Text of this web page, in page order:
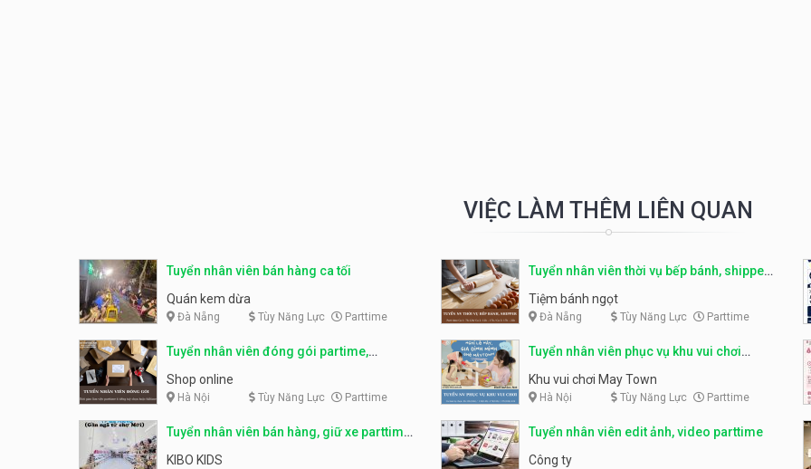
VIỆC LÀM THÊM LIÊN QUAN
Tuyển nhân viên bán hàng ca tối
Quán kem dừa
Đà Nẵng Tùy Năng Lực Parttime
Tuyển nhân viên thời vụ bếp bánh, shipper
parttime
Tiệm bánh ngọt
Đà Nẵng Tùy Năng Lực Parttime
Tuyển nhân viên đóng gói partime,
fulltime
Shop online
Hà Nội Tùy Năng Lực Parttime
Tuyển nhân viên phục vụ khu vui chơi
parttime linh động
Khu vui chơi May Town
Hà Nội Tùy Năng Lực Parttime
Tuyển nhân viên bán hàng, giữ xe parttime
– Kibo Kid
KIBO KIDS
Tuyển nhân viên edit ảnh, video parttime
Công ty